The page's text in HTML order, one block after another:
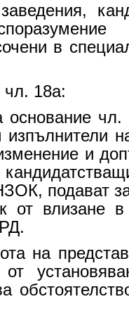
в
18а:
основание
изпълнители
и
подават
от влизане
на